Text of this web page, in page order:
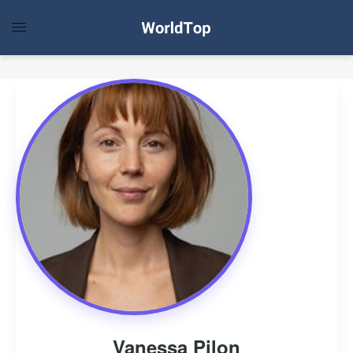
Vanessa Pilon